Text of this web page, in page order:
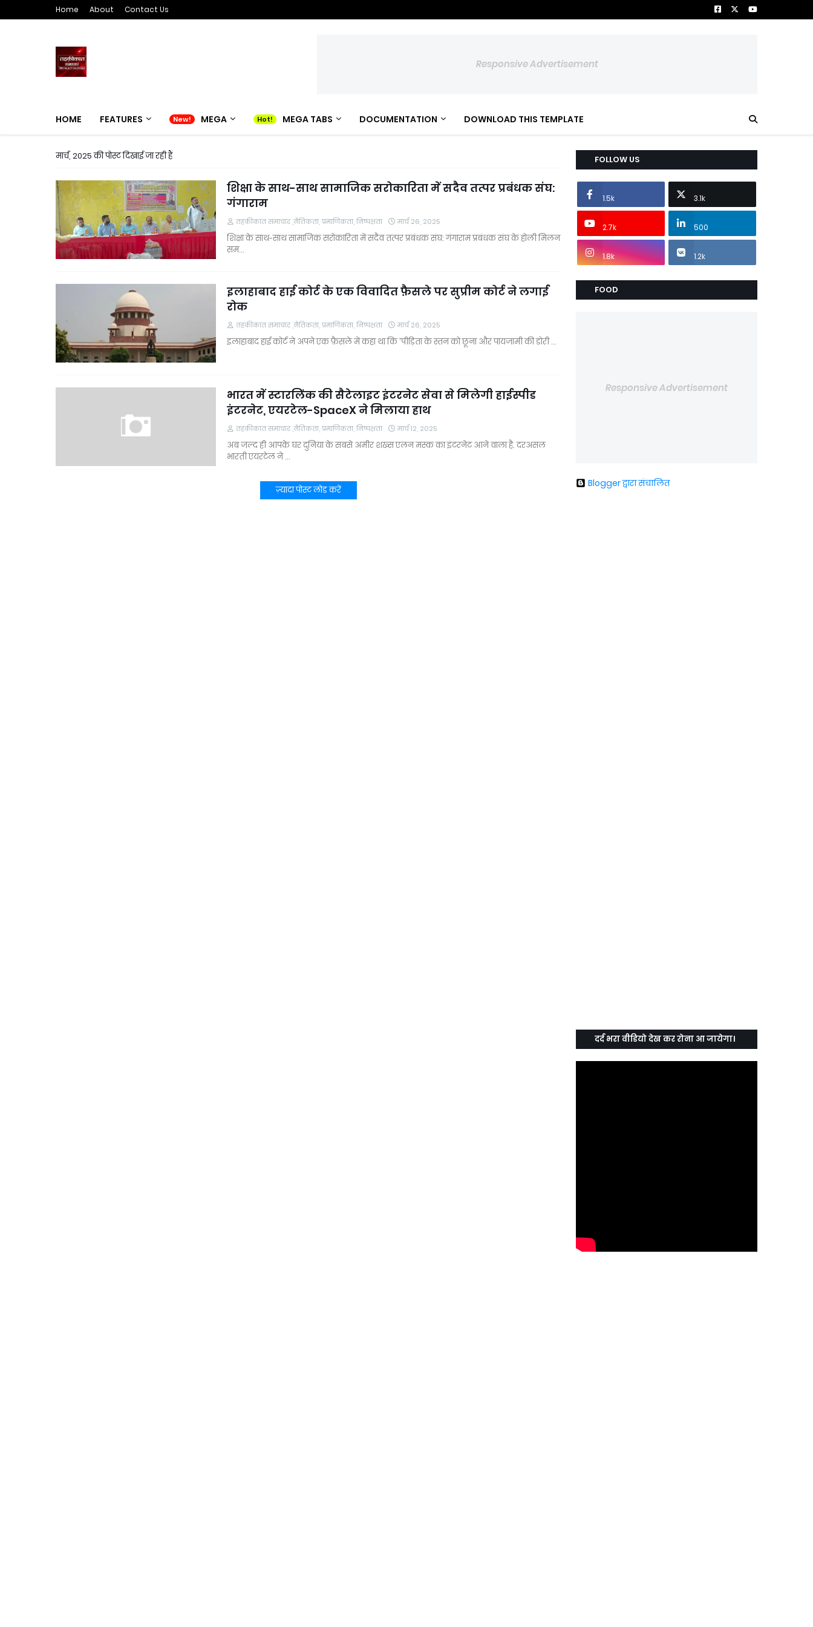
Home About Contact Us
Responsive Advertisement
HOME FEATURES MEGA MEGA TABS DOCUMENTATION DOWNLOAD THIS TEMPLATE
मार्च, 2025 की पोस्ट दिखाई जा रही हैं
शिक्षा के साथ-साथ सामाजिक सरोकारिता में सदैव तत्पर प्रबंधक संघ:
गंगाराम
तहकीकात समाचार ,नैतिकता, प्रमाणिकता, निष्पक्षता मार्च 26, 2025
शिक्षा के साथ-साथ सामाजिक सरोकारिता में सदैव तत्पर प्रबंधक संघ: गंगाराम प्रबंधक संघ के होली मिलन
सम…
इलाहाबाद हाई कोर्ट के एक विवादित फ़ैसले पर सुप्रीम कोर्ट ने लगाई
रोक
तहकीकात समाचार ,नैतिकता, प्रमाणिकता, निष्पक्षता मार्च 26, 2025
इलाहाबाद हाई कोर्ट ने अपने एक फ़ैसले में कहा था कि 'पीड़िता के स्तन को छूना और पायजामी की डोरी …
भारत में स्टारलिंक की सैटेलाइट इंटरनेट सेवा से मिलेगी हाईस्पीड
इंटरनेट, एयरटेल-SpaceX ने मिलाया हाथ
तहकीकात समाचार ,नैतिकता, प्रमाणिकता, निष्पक्षता मार्च 12, 2025
अब जल्द ही आपके घर दुनिया के सबसे अमीर शख्स एलन मस्क का इंटरनेट आने वाला है. दरअसल
भारती एयरटेल ने …
ज़्यादा पोस्ट लोड करें
FOLLOW US
1.5k 3.1k
2.7k 500
1.8k 1.2k
FOOD
Responsive Advertisement
Blogger द्वारा संचालित
दर्द भरा वीडियो देख कर रोना आ जायेगा।